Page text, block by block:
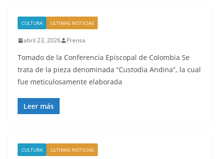
CULTURA ULTIMAS NOTICIAS
abril 23, 2026 Prensa
Tomado de la Conferencia Episcopal de Colombia Se
trata de la pieza denominada “Custodia Andina”, la cual
fue meticulosamente elaborada
Leer más
CULTURA ULTIMAS NOTICIAS